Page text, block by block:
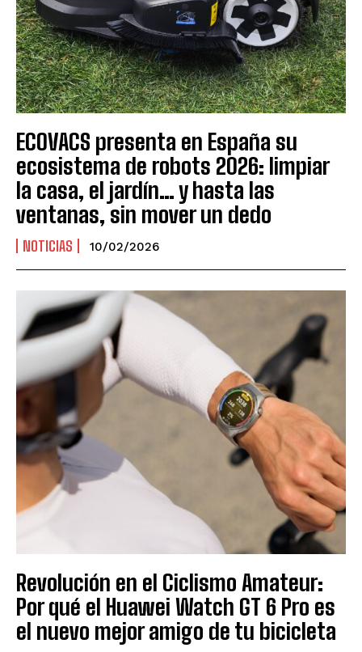
ECOVACS presenta en España su
ecosistema de robots 2026: limpiar
la casa, el jardín… y hasta las
ventanas, sin mover un dedo
NOTICIAS 10/02/2026
Revolución en el Ciclismo Amateur:
Por qué el Huawei Watch GT 6 Pro es
el nuevo mejor amigo de tu bicicleta